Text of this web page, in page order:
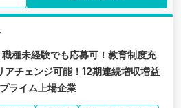
種未経験でも応募可！教育制度充
アチェンジ可能！12期連続増収増益
ライム上場企業